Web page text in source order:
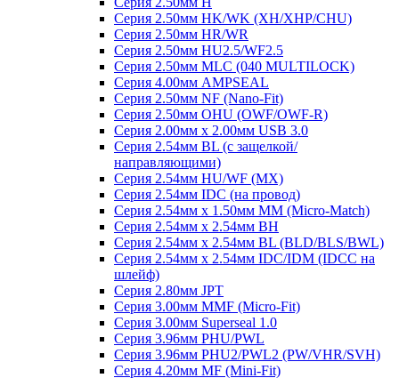
Серия 2.50мм HK/WK (XH/XHP/CHU)
Серия 2.50мм HR/WR
Серия 2.50мм HU2.5/WF2.5
Серия 2.50мм MLC (040 MULTILOCK)
Серия 4.00мм AMPSEAL
Серия 2.50мм NF (Nano-Fit)
Серия 2.50мм OHU (OWF/OWF-R)
Серия 2.00мм x 2.00мм USB 3.0
Серия 2.54мм BL (с защелкой/
направляющими)
Серия 2.54мм HU/WF (MX)
Серия 2.54мм IDC (на провод)
Серия 2.54мм х 1.50мм MM (Micro-Match)
Серия 2.54мм х 2.54мм BH
Серия 2.54мм х 2.54мм BL (BLD/BLS/BWL)
Серия 2.54мм х 2.54мм IDC/IDM (IDCC на
шлейф)
Серия 2.80мм JPT
Серия 3.00мм MMF (Micro-Fit)
Серия 3.00мм Superseal 1.0
Серия 3.96мм PHU/PWL
Серия 3.96мм PHU2/PWL2 (PW/VHR/SVH)
Серия 4.20мм MF (Mini-Fit)